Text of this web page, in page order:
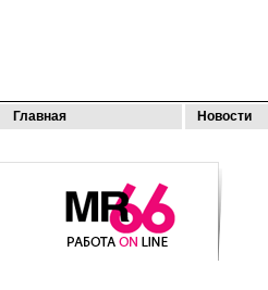
Главная Новости
МОЯ
РАБОТА